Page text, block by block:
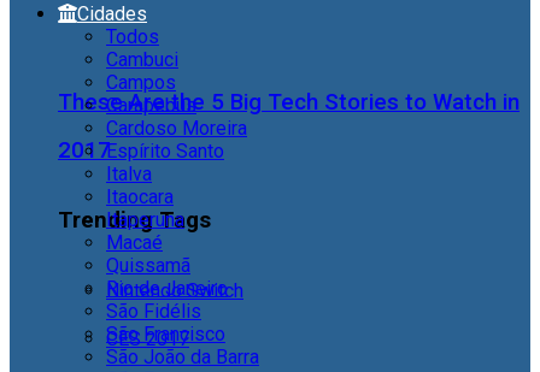
These Are the 5 Big Tech Stories to Watch in
2017
Trending Tags
Nintendo Switch
CES 2017
Cidades
Todos
Cambuci
Campos
Carapebus
Cardoso Moreira
Espírito Santo
Italva
Itaocara
Itaperuna
Macaé
Quissamã
Rio de Janeiro
São Fidélis
São Francisco
São João da Barra